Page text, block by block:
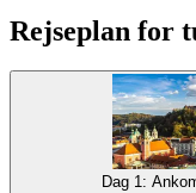
Rejseplan for
Dag 1: